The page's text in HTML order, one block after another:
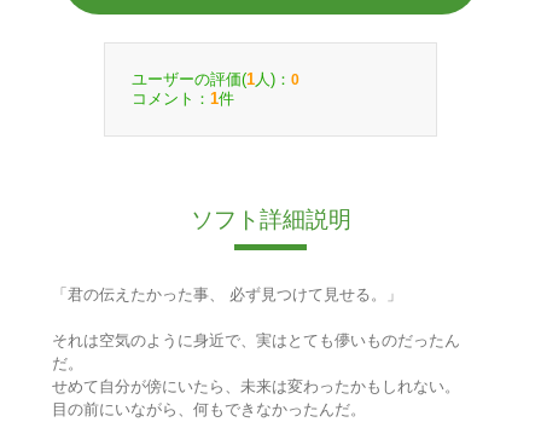
ユーザーの評価(1 人)： 0
コメント： 1件
ソフト詳細説明
「君の伝えたかった事、 必ず見つけて見せる。」
それは空気のように身近で、実はとても儚いものだったん
だ。
せめて自分が傍にいたら、未来は変わったかもしれない。
目の前にいながら、何もできなかったんだ。